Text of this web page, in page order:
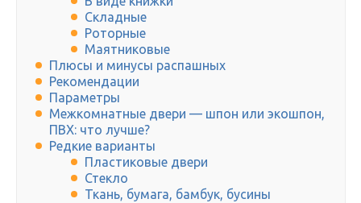
Складные
Роторные
Маятниковые
Плюсы и минусы распашных
Рекомендации
Параметры
Межкомнатные двери — шпон или экошпон,
ПВХ: что лучше?
Редкие варианты
Пластиковые двери
Стекло
Ткань, бумага, бамбук, бусины